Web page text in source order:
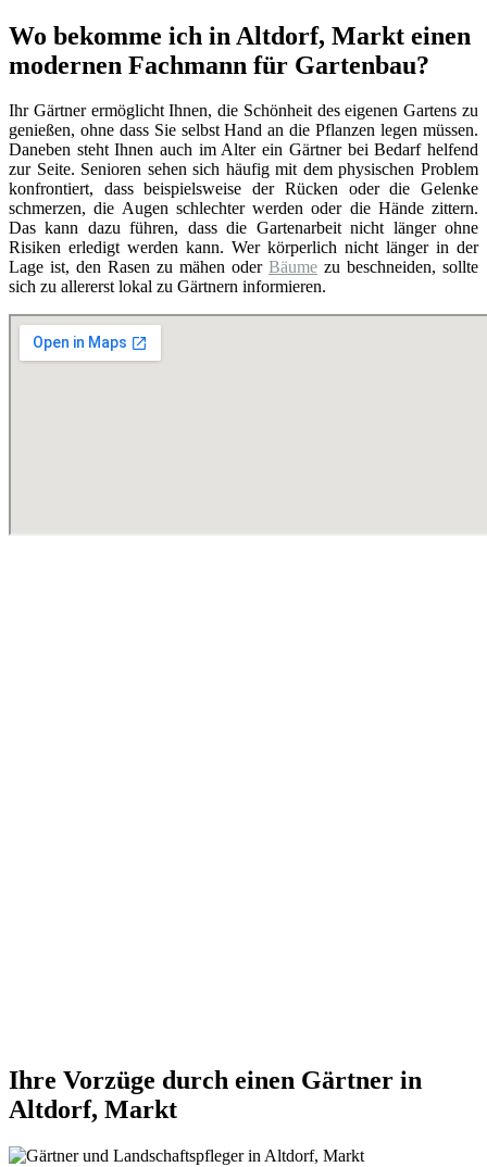
Wo bekomme ich in Altdorf, Markt einen
modernen Fachmann für Gartenbau?
Ihr Gärtner ermöglicht Ihnen, die Schönheit des eigenen Gartens zu
genießen, ohne dass Sie selbst Hand an die Pflanzen legen müssen.
Daneben steht Ihnen auch im Alter ein Gärtner bei Bedarf helfend
zur Seite. Senioren sehen sich häufig mit dem physischen Problem
konfrontiert, dass beispielsweise der Rücken oder die Gelenke
schmerzen, die Augen schlechter werden oder die Hände zittern.
Das kann dazu führen, dass die Gartenarbeit nicht länger ohne
Risiken erledigt werden kann. Wer körperlich nicht länger in der
Lage ist, den Rasen zu mähen oder Bäume zu beschneiden, sollte
sich zu allererst lokal zu Gärtnern informieren.
Ihre Vorzüge durch einen Gärtner in
Altdorf, Markt